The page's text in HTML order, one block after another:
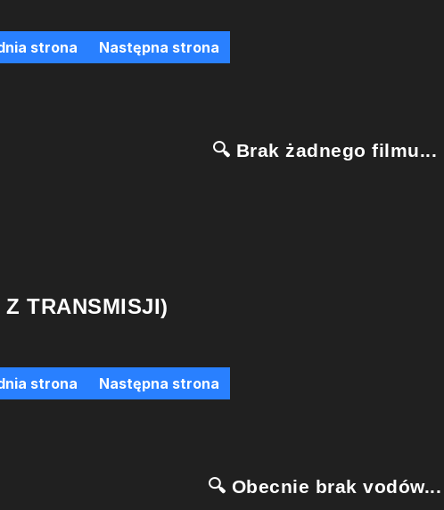
strona Następna strona
🔍 Brak żadnego filmu...
TRANSMISJI)
strona Następna strona
🔍 Obecnie brak vodów...